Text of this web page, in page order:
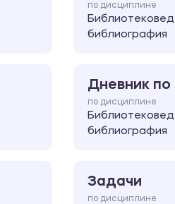
по дисциплине
библиография
Дневник по
по дисциплине
библиография
Задачи
по дисциплине